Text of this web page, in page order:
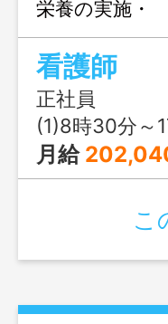
栄養の実施・
連携しながら
のコミュニ
囲：法人の定
看護師
正社員
(1)8時30分～17
月給
こ